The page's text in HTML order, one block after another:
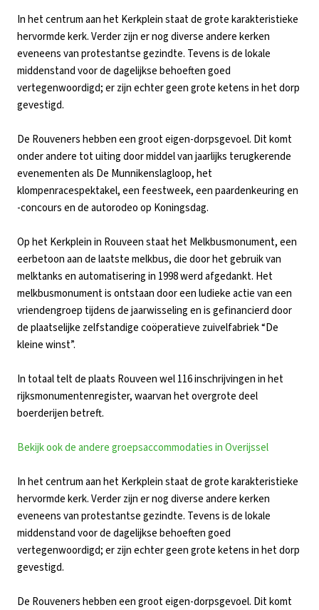
In het centrum aan het Kerkplein staat de grote karakteristieke
hervormde kerk. Verder zijn er nog diverse andere kerken
eveneens van protestantse gezindte. Tevens is de lokale
middenstand voor de dagelijkse behoeften goed
vertegenwoordigd; er zijn echter geen grote ketens in het dorp
gevestigd.
De Rouveners hebben een groot eigen-dorpsgevoel. Dit komt
onder andere tot uiting door middel van jaarlijks terugkerende
evenementen als De Munnikenslagloop, het
klompenracespektakel, een feestweek, een paardenkeuring en
-concours en de autorodeo op Koningsdag.
Op het Kerkplein in Rouveen staat het Melkbusmonument, een
eerbetoon aan de laatste melkbus, die door het gebruik van
melktanks en automatisering in 1998 werd afgedankt. Het
melkbusmonument is ontstaan door een ludieke actie van een
vriendengroep tijdens de jaarwisseling en is gefinancierd door
de plaatselijke zelfstandige coöperatieve zuivelfabriek “De
kleine winst”.
In totaal telt de plaats Rouveen wel 116 inschrijvingen in het
rijksmonumentenregister, waarvan het overgrote deel
boerderijen betreft.
Bekijk ook de andere groepsaccommodaties in Overijssel
In het centrum aan het Kerkplein staat de grote karakteristieke
hervormde kerk. Verder zijn er nog diverse andere kerken
eveneens van protestantse gezindte. Tevens is de lokale
middenstand voor de dagelijkse behoeften goed
vertegenwoordigd; er zijn echter geen grote ketens in het dorp
gevestigd.
De Rouveners hebben een groot eigen-dorpsgevoel. Dit komt